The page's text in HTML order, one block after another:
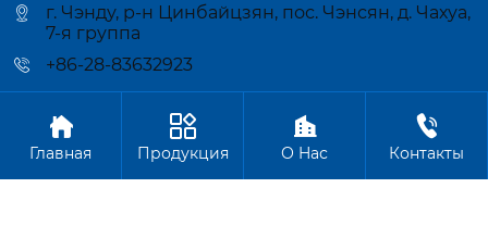
г. Чэнду, р-н Цинбайцзян, пос. Чэнсян, д. Чахуа,
7-я группа
+86-28-83632923
Авторское право©ООО Чэнду Цзиньчжун Машиностроение

Главная

Продукция

О Hас

Контакты